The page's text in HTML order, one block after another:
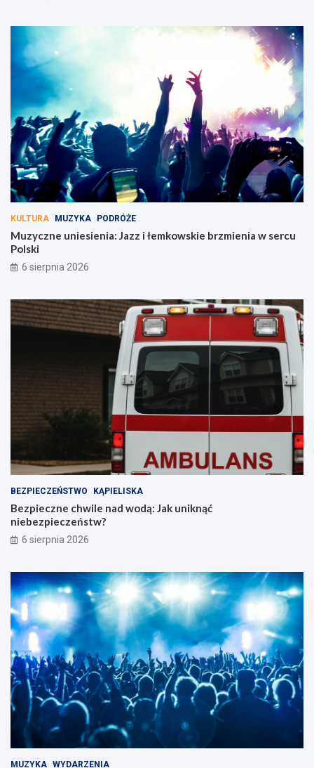
KULTURA MUZYKA PODRÓŻE
Muzyczne uniesienia: Jazz i łemkowskie brzmienia w sercu
Polski
6 sierpnia 2026
BEZPIECZEŃSTWO KĄPIELISKA
Bezpieczne chwile nad wodą: Jak uniknąć
niebezpieczeństw?
6 sierpnia 2026
MUZYKA WYDARZENIA